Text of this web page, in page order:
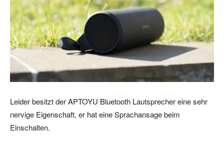
Leider besitzt der APTOYU Bluetooth Lautsprecher eine sehr
nervige Eigenschaft, er hat eine Sprachansage beim
Einschalten.